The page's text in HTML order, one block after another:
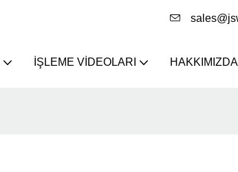
İŞLEME VIDEOLARI HAKKIMIZDA